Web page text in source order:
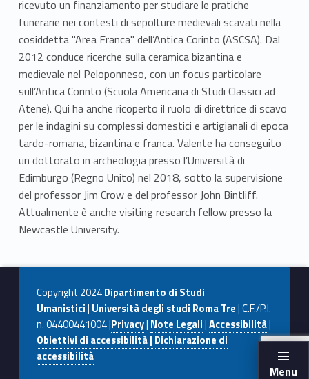
Menu
ricevuto un finanziamento per studiare le pratiche
funerarie nei contesti di sepolture medievali scavati nella
cosiddetta "Area Franca" dell’Antica Corinto (ASCSA). Dal
2012 conduce ricerche sulla ceramica bizantina e
medievale nel Peloponneso, con un focus particolare
sull’Antica Corinto (Scuola Americana di Studi Classici ad
Atene). Qui ha anche ricoperto il ruolo di direttrice di scavo
per le indagini su complessi domestici e artigianali di epoca
tardo-romana, bizantina e franca. Valente ha conseguito
un dottorato in archeologia presso l’Università di
Edimburgo (Regno Unito) nel 2018, sotto la supervisione
del professor Jim Crow e del professor John Bintliff.
Attualmente è anche visiting research fellow presso la
Newcastle University.
Copyright 2024Dipartimento di Studi
Umanistici| Università degli studi Roma Tre| C.F./P.I.
n. 04400441004 |Privacy| Note Legali|Accessibilità|
Obiettivi di accessibilità | Dichiarazione di
accessibilità